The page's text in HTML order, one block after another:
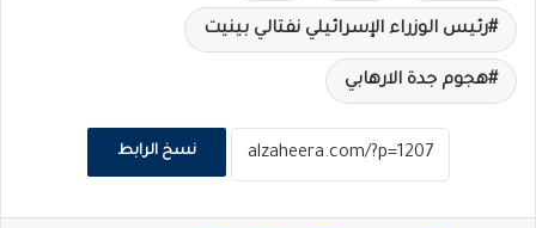
رئيس الوزراء الإسرائيلي نفتالي بينيت
هجوم جدة الارهابي
نسخ الرابط